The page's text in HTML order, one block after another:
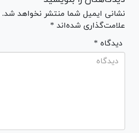
نشانی ایمیل شما منتشر نخواهد
علامت‌گذاری شده‌اند *
* دیدگاه